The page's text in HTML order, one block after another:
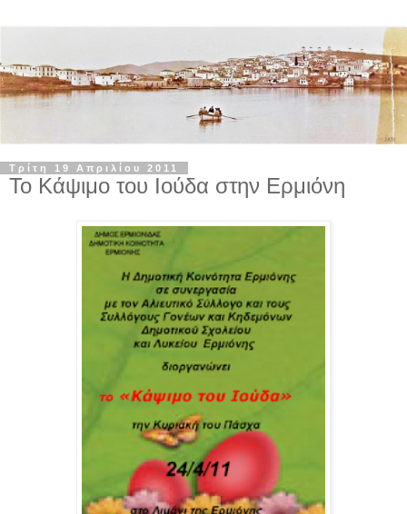
Τρίτη 19 Απριλίου 2011
Το Κάψιμο του Ιούδα στην Ερμιόνη